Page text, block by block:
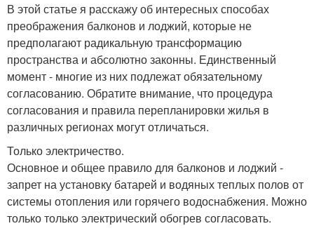
В этой статье я расскажу об интересных способах
преображения балконов и лоджий, которые не
предполагают радикальную трансформацию
пространства и абсолютно законны. Единственный
момент - многие из них подлежат обязательному
согласованию. Обратите внимание, что процедура
согласования и правила перепланировки жилья в
различных регионах могут отличаться.
Только электричество.
Основное и общее правило для балконов и лоджий -
запрет на установку батарей и водяных теплых полов от
системы отопления или горячего водоснабжения. Можно
только только электрический обогрев согласовать.